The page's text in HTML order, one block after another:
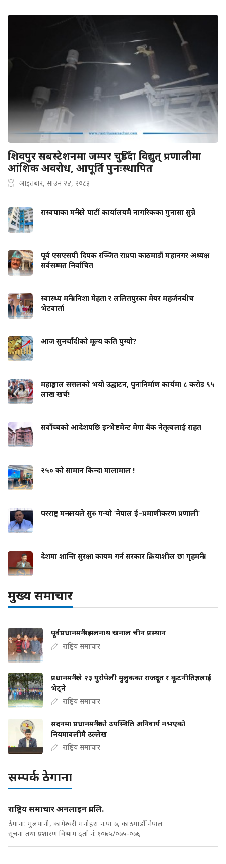
शिवपुर सबस्टेशनमा जम्पर चुडिँदा विद्युत् प्रणालीमा
आंशिक अवरोध, आपूर्ति पुनःस्थापित
आइतबार, साउन २४, २०८३
रास्वपाका मन्त्रीले पार्टी कार्यालयमै नागरिकका गुनासा सुन्ने
पूर्व एसएसपी दिपक रञ्जित राप्रपा काठमाडौं महानगर अध्यक्ष
सर्वसम्मत निर्वाचित
स्वास्थ्य मन्त्री निशा मेहता र ललितपुरका मेयर महर्जनबीच
भेटवार्ता
आज सुनचाँदीको मूल्य कति पुग्यो?
महाङ्काल सत्तलको भयो उद्घाटन, पुनःनिर्माण कार्यमा ८ करोड ९५
लाख खर्च!
सर्वोच्चको आदेशपछि इन्भेष्टमेन्ट मेगा बैंक नेतृत्वलाई राहत
२५० को सामान किन्दा मालामाल !
परराष्ट्र मन्त्रालयले सुरु गर्‍यो ‘नेपाल ई–प्रमाणीकरण प्रणाली’
देशमा शान्ति सुरक्षा कायम गर्न सरकार क्रियाशील छः गृहमन्त्री
मुख्य समाचार
पूर्वप्रधानमन्त्री झलनाथ खनाल चीन प्रस्थान
राष्ट्रिय समाचार
प्रधानमन्त्रीले २३ युरोपेली मुलुकका राजदूत र कूटनीतिज्ञलाई
भेट्ने
राष्ट्रिय समाचार
सदनमा प्रधानमन्त्रीको उपस्थिति अनिवार्य नभएको
नियमावलीमै उल्लेख
राष्ट्रिय समाचार
सम्पर्क ठेगाना
राष्ट्रिय समाचार अनलाइन प्रा.लि.
ठेगाना: मुलपानी, कागेश्वरी मनोहरा न.पा ७, काठमाडौँ नेपाल
सूचना तथा प्रशारण विभाग दर्ता नं: १०७५/०७५-०७६